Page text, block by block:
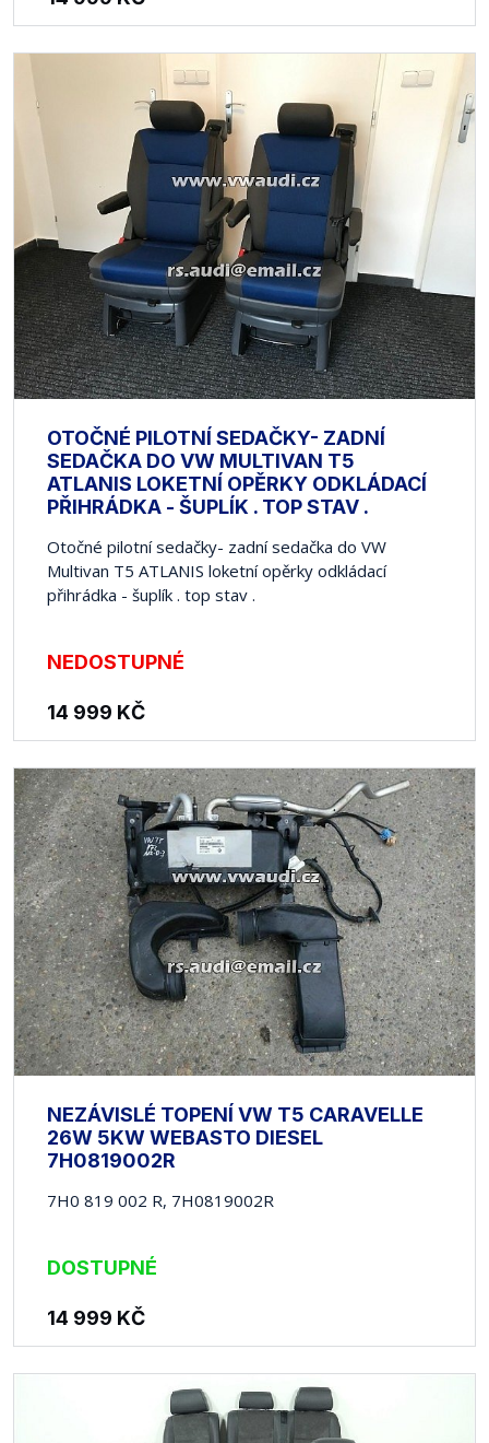
OTOČNÉ PILOTNÍ SEDAČKY- ZADNÍ
SEDAČKA DO VW MULTIVAN T5
ATLANIS LOKETNÍ OPĚRKY ODKLÁDACÍ
PŘIHRÁDKA - ŠUPLÍK . TOP STAV .
Otočné pilotní sedačky- zadní sedačka do VW
Multivan T5 ATLANIS loketní opěrky odkládací
přihrádka - šuplík . top stav .
NEDOSTUPNÉ
14 999 KČ
NEZÁVISLÉ TOPENÍ VW T5 CARAVELLE
26W 5KW WEBASTO DIESEL
7H0819002R
7H0 819 002 R, 7H0819002R
DOSTUPNÉ
14 999 KČ